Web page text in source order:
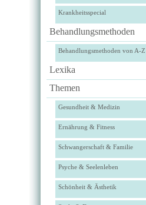
Krankheitsspecial
Behandlungsmethoden
Behandlungsmethoden von A-Z
Lexika
Themen
Gesundheit & Medizin
Ernährung & Fitness
Schwangerschaft & Familie
Psyche & Seelenleben
Schönheit & Ästhetik